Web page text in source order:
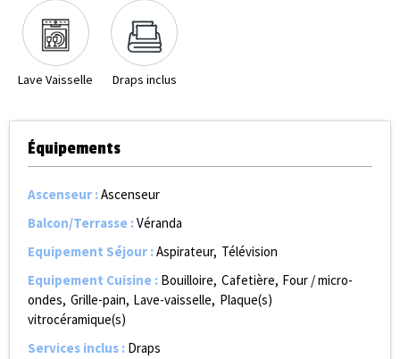
Lave Vaisselle Draps inclus
Équipements
Ascenseur :Ascenseur
Balcon/Terrasse :Véranda
Equipement Séjour :Aspirateur Télévision
Equipement Cuisine : Bouilloire Cafetière Four / micro-
ondes Grille-pain Lave-vaisselle Plaque(s)
vitrocéramique(s)
Services inclus : Draps